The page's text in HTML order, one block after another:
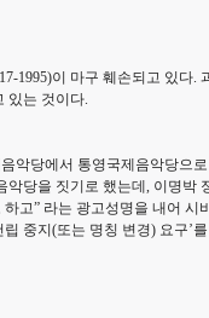
1995)이 마구 훼손되고 있
있는 것이다.
악당에서 통영국제음악당으
당을 짓기로 했는데, 이명박
고” 라는 광고성명을 내어 시
중지(또는 명칭 변경) 요구